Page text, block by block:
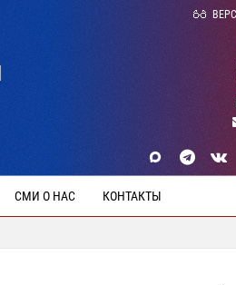
СМИ О НАС КОНТАКТЫ